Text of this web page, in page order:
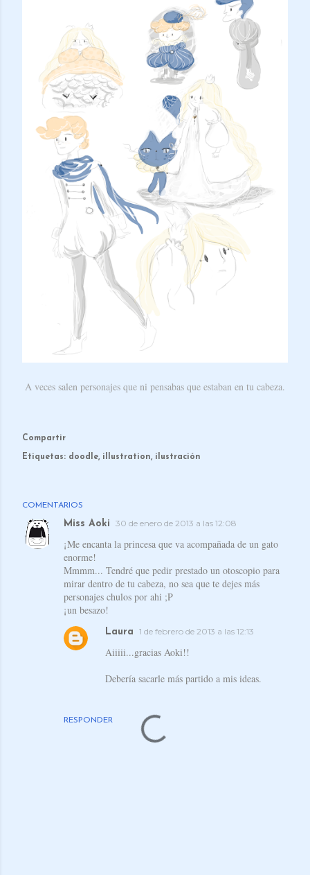
A veces salen personajes que ni pensabas que estaban en tu cabeza.
Compartir
Etiquetas: doodle illustration ilustración
COMENTARIOS
Miss Aoki 30 de enero de 2013 a las 12:08
¡Me encanta la princesa que va acompañada de un gato
enorme!
Mmmm... Tendré que pedir prestado un otoscopio para
mirar dentro de tu cabeza, no sea que te dejes más
personajes chulos por ahi ;P
¡un besazo!
RESPONDER
Laura 1 de febrero de 2013 a las 12:13
Aiiiii...gracias Aoki!!
Debería sacarle más partido a mis ideas.